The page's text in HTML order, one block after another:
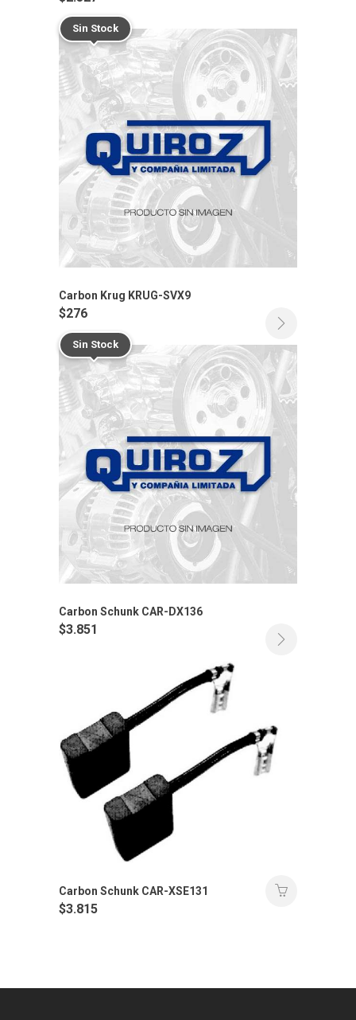
Sin Stock
Carbon Krug KRUG-SVX9
$276
Sin Stock
Carbon Schunk CAR-DX136
$3.851
Carbon Schunk CAR-XSE131
$3.815